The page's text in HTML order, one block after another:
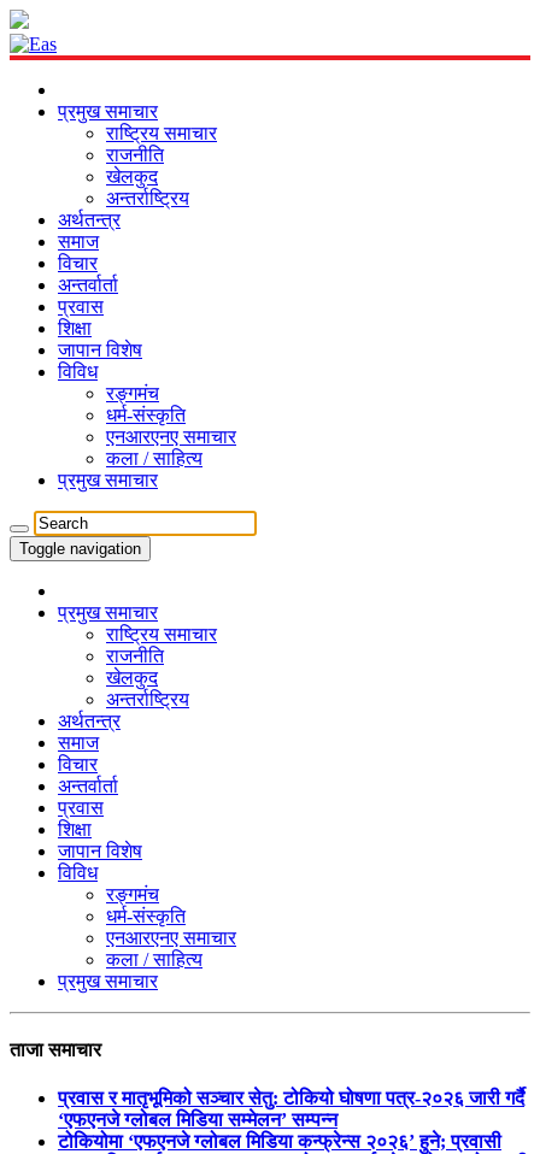
प्रमुख समाचार
राष्ट्रिय समाचार
राजनीति
खेलकुद
अन्तर्राष्ट्रिय
अर्थतन्त्र
समाज
विचार
अन्तर्वार्ता
प्रवास
शिक्षा
जापान विशेष
विविध
रङ्गमंच
धर्म-संस्कृति
एनआरएनए समाचार
कला / साहित्य
प्रमुख समाचार
Toggle navigation
प्रमुख समाचार
राष्ट्रिय समाचार
राजनीति
खेलकुद
अन्तर्राष्ट्रिय
अर्थतन्त्र
समाज
विचार
अन्तर्वार्ता
प्रवास
शिक्षा
जापान विशेष
विविध
रङ्गमंच
धर्म-संस्कृति
एनआरएनए समाचार
कला / साहित्य
प्रमुख समाचार
ताजा समाचार
प्रवास र मातृभूमिको सञ्चार सेतु: टोकियो घोषणा पत्र-२०२६ जारी गर्दै
‘एफएनजे ग्लोबल मिडिया सम्मेलन’ सम्पन्न
टोकियोमा ‘एफएनजे ग्लोबल मिडिया कन्फ्रेन्स २०२६’ हुने; प्रवासी